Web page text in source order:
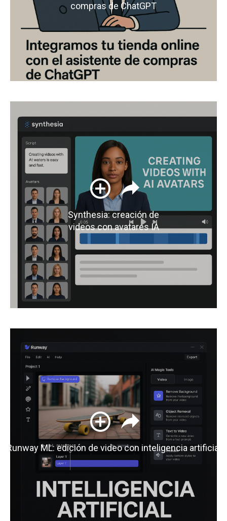
compras de ChatGPT
Synthesia: creación de
videos con avatares IA
Runway ML: edición de video con inteligencia artificial